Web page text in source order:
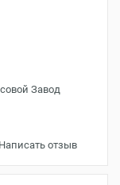
Завод
Написать отзыв